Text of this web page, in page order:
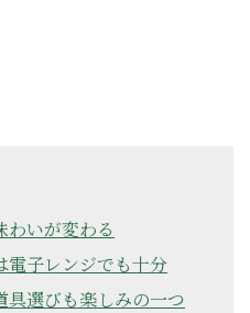
わいが変わる
電子レンジでも十分
具選びも楽しみの一つ